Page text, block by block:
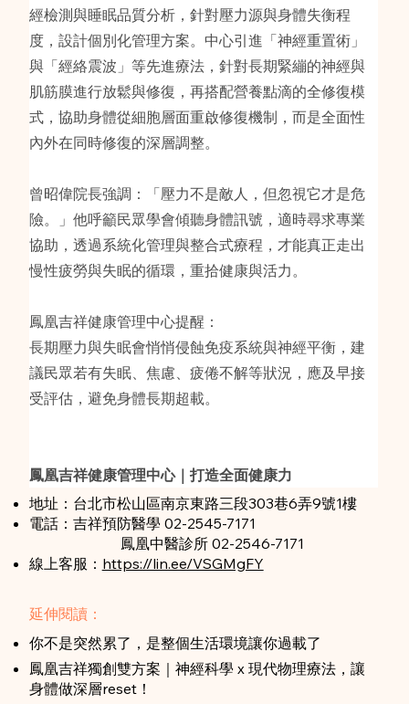
經檢測與睡眠品質分析，針對壓力源與身體失衡程
度，設計個別化管理方案。中心引進「神經重置術」
與「經絡震波」等先進療法，針對長期緊繃的神經與
肌筋膜進行放鬆與修復，再搭配營養點滴的全修復模
式，協助身體從細胞層面重啟修復機制，而是全面性
內外在同時修復的深層調整。
曾昭偉院長強調：「壓力不是敵人，但忽視它才是危
險。」他呼籲民眾學會傾聽身體訊號，適時尋求專業
協助，透過系統化管理與整合式療程，才能真正走出
慢性疲勞與失眠的循環，重拾健康與活力。
鳳凰吉祥健康管理中心提醒：
長期壓力與失眠會悄悄侵蝕免疫系統與神經平衡，建
議民眾若有失眠、焦慮、疲倦不解等狀況，應及早接
受評估，避免身體長期超載。
鳳凰吉祥健康管理中心｜打造全面健康力
地址：台北市松山區南京東路三段303巷6弄9號1樓
電話：吉祥預防醫學 02-2545-7171
鳳凰中醫診所 02-2546-7171
​線上客服： https://lin.ee/VSGMgFY
延伸閱讀：
你不是突然累了，是整個生活環境讓你過載了
鳳凰吉祥獨創雙方案｜神經科學 x 現代物理療法，讓
身體做深層reset！